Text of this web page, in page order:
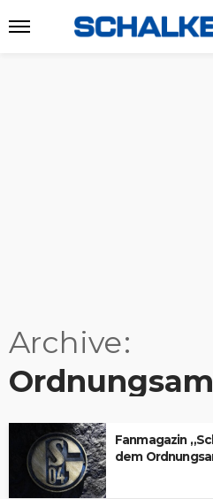
Archive
Fanmagazin
dem